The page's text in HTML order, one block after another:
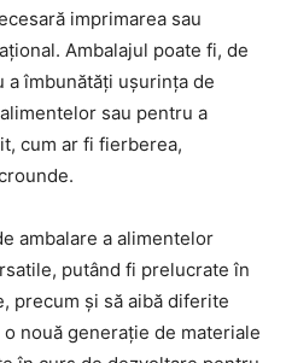
imprimarea sau
Ambalajul poate fi, de
a îmbunătăți ușurința de
sau pentru a
cum ar fi fierberea,
ambalare a alimentelor
putând fi prelucrate în
precum și să aibă diferite
nouă generație de materiale